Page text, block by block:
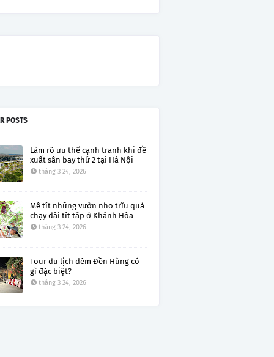
POSTS
Làm rõ ưu thế cạnh tranh khi đề
xuất sân bay thứ 2 tại Hà Nội
tháng 3 24, 2026
Mê tít những vườn nho trĩu quả
chạy dài tít tắp ở Khánh Hòa
tháng 3 24, 2026
Tour du lịch đêm Đền Hùng có
gì đặc biệt?
tháng 3 24, 2026